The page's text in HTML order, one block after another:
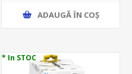
ADAUGĂ ȊN COŞ
* In STOC